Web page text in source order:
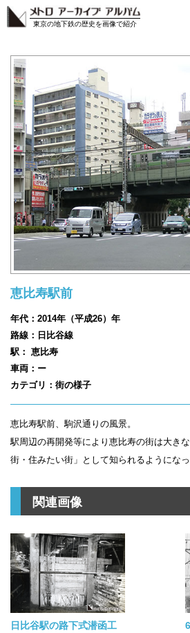
東京の地下鉄の歴史を画像で紹介
恵比寿駅前
年代：2014年（平成26）年
路線：日比谷線
駅： 恵比寿
車両：ー
カテゴリ：街の様子
恵比寿駅前、駒沢通りの風景。
駅周辺の再開発等により恵比寿の街は大き
街・住みたい街」として知られるようにな
関連画像
日比谷駅の路下式潜函工